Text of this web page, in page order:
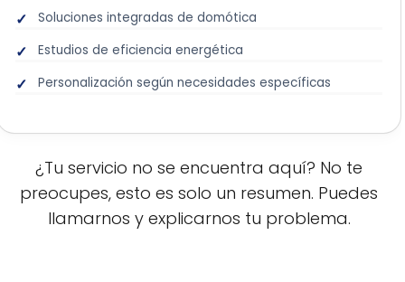
Soluciones integradas de domótica
Estudios de eficiencia energética
Personalización según necesidades específicas
¿Tu servicio no se encuentra aquí? No te
preocupes, esto es solo un resumen. Puedes
llamarnos y explicarnos tu problema.